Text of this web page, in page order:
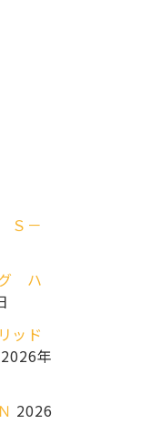
Ｓ－
ハ
ッド
2026年
2026